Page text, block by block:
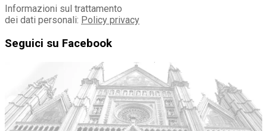
Informazioni sul trattamento
dei dati personali: Policy privacy
Seguici su Facebook